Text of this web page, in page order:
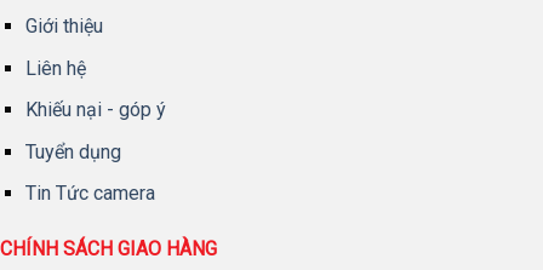
Giới thiệu
Liên hệ
Khiếu nại - góp ý
Tuyển dụng
Tin Tức camera
CHÍNH SÁCH GIAO HÀNG